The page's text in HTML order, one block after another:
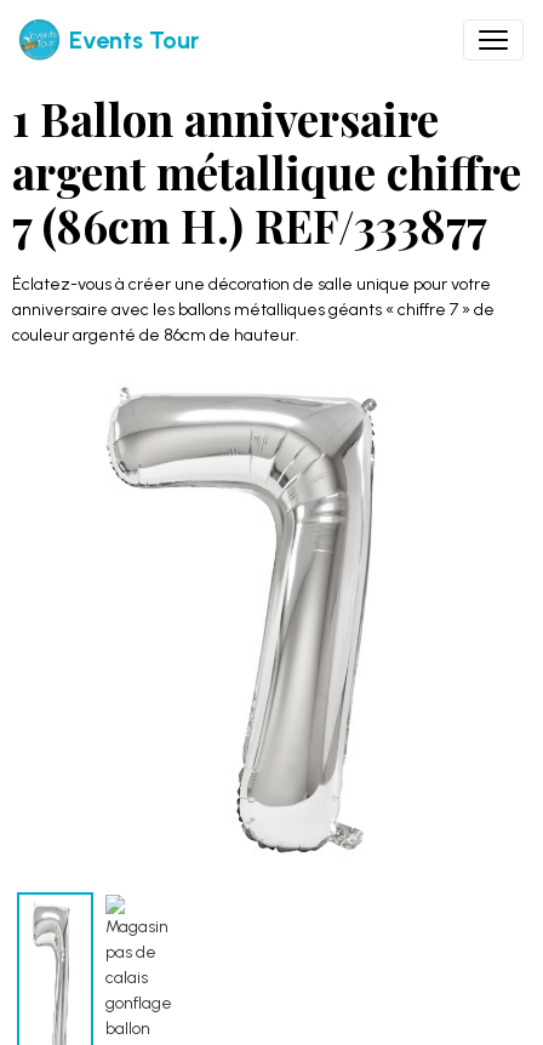
Events Tour
1 Ballon anniversaire
argent métallique chiffre
7 (86cm H.) REF/333877
Éclatez-vous à créer une décoration de salle unique pour votre
anniversaire avec les ballons métalliques géants « chiffre 7 » de
couleur argenté de 86cm de hauteur.